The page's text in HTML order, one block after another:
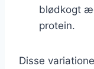
blødkogt
protein.
Disse